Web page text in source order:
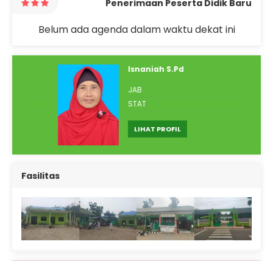
Penerimaan Peserta Didik Baru
Belum ada agenda dalam waktu dekat ini
Isnaniah S.Pd
JAB
STAT
LIHAT PROFIL
Fasilitas